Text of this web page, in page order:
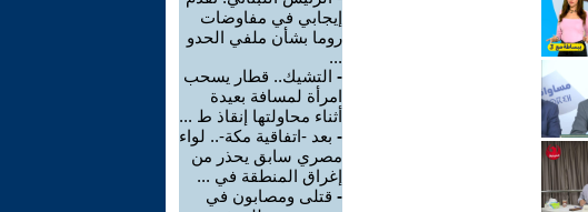
إيجابي في مفاوضات
روما بشأن ملفي الحدو
...
- التشيك.. قطار يسحب
امرأة لمسافة بعيدة
أثناء محاولتها إنقاذ ط ...
- بعد -اتفاقية مكة-.. لواء
مصري سابق يحذر من
إغراق المنطقة في ...
- قتلى ومصابون في